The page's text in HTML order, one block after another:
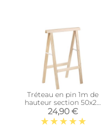
Tréteau en pin 1m de
hauteur section 50x23
mm
24,90 €